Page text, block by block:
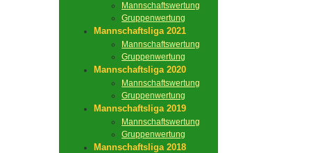
Mannschaftswertung
Gruppenwertung
Mannschaftsliga 2021
Mannschaftswertung
Gruppenwertung
Mannschaftsliga 2020
Mannschaftswertung
Gruppenwertung
Mannschaftsliga 2019
Mannschaftswertung
Gruppenwertung
Mannschaftsliga 2018